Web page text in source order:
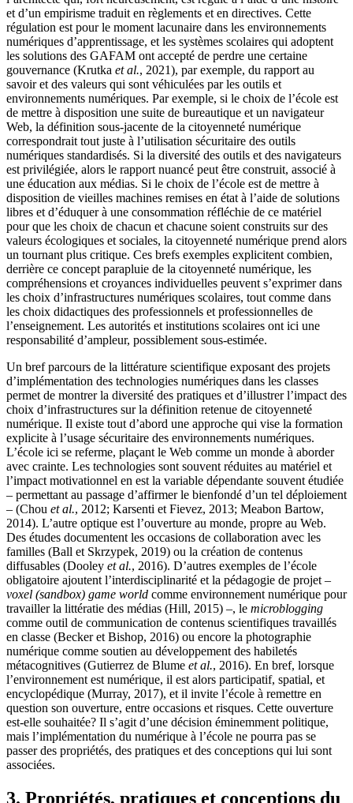
et d’un empirisme traduit en règlements et en directives. Cette
régulation est pour le moment lacunaire dans les environnements
numériques d’apprentissage, et les systèmes scolaires qui adoptent
les solutions des GAFAM ont accepté de perdre une certaine
gouvernance (Krutka et al., 2021), par exemple, du rapport au
savoir et des valeurs qui sont véhiculées par les outils et
environnements numériques. Par exemple, si le choix de l’école est
de mettre à disposition une suite de bureautique et un navigateur
Web, la définition sous-jacente de la citoyenneté numérique
correspondrait tout juste à l’utilisation sécuritaire des outils
numériques standardisés. Si la diversité des outils et des navigateurs
est privilégiée, alors le rapport nuancé peut être construit, associé à
une éducation aux médias. Si le choix de l’école est de mettre à
disposition de vieilles machines remises en état à l’aide de solutions
libres et d’éduquer à une consommation réfléchie de ce matériel
pour que les choix de chacun et chacune soient construits sur des
valeurs écologiques et sociales, la citoyenneté numérique prend alors
un tournant plus critique. Ces brefs exemples explicitent combien,
derrière ce concept parapluie de la citoyenneté numérique, les
compréhensions et croyances individuelles peuvent s’exprimer dans
les choix d’infrastructures numériques scolaires, tout comme dans
les choix didactiques des professionnels et professionnelles de
l’enseignement. Les autorités et institutions scolaires ont ici une
responsabilité d’ampleur, possiblement sous-estimée.
Un bref parcours de la littérature scientifique exposant des projets
d’implémentation des technologies numériques dans les classes
permet de montrer la diversité des pratiques et d’illustrer l’impact des
choix d’infrastructures sur la définition retenue de citoyenneté
numérique. Il existe tout d’abord une approche qui vise la formation
explicite à l’usage sécuritaire des environnements numériques.
L’école ici se referme, plaçant le Web comme un monde à aborder
avec crainte. Les technologies sont souvent réduites au matériel et
l’impact motivationnel en est la variable dépendante souvent étudiée
– permettant au passage d’affirmer le bienfondé d’un tel déploiement
– (Chou et al., 2012; Karsenti et Fievez, 2013; Meabon Bartow,
2014). L’autre optique est l’ouverture au monde, propre au Web.
Des études documentent les occasions de collaboration avec les
familles (Ball et Skrzypek, 2019) ou la création de contenus
diffusables (Dooley et al., 2016). D’autres exemples de l’école
obligatoire ajoutent l’interdisciplinarité et la pédagogie de projet –
voxel (sandbox) game world comme environnement numérique pour
travailler la littératie des médias (Hill, 2015) –, le microblogging
comme outil de communication de contenus scientifiques travaillés
en classe (Becker et Bishop, 2016) ou encore la photographie
numérique comme soutien au développement des habiletés
métacognitives (Gutierrez de Blume et al., 2016). En bref, lorsque
l’environnement est numérique, il est alors participatif, spatial, et
encyclopédique (Murray, 2017), et il invite l’école à remettre en
question son ouverture, entre occasions et risques. Cette ouverture
est-elle souhaitée? Il s’agit d’une décision éminemment politique,
mais l’implémentation du numérique à l’école ne pourra pas se
passer des propriétés, des pratiques et des conceptions qui lui sont
associées.
3. Propriétés, pratiques et conceptions du